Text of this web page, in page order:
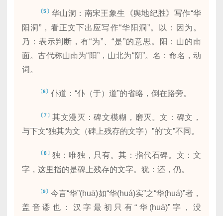
〔5〕 华山洞：南宋王象生《舆地纪胜》写作“华
阳洞”，看正文下出应写作“华阳洞”。以：因为。
乃：表示判断，有“为”、“是”的意思。阳：山的南
面。古代称山南为“阳”，山北为“阴”。名：命名，动
词。
〔6〕 仆道：“仆（于）道”的省略，倒在路旁。
〔7〕其文漫灭：碑文模糊，磨灭。文：碑文，
与下文“独其为文（碑上残存的文字）”的“文”不同。
〔8〕独：唯独，只有。其：指代石碑。文：文
字，这里指的是碑上残存的文字。犹：还，仍。
〔9〕 今言“华”(huā)如“华(huá)实”之“华(huá)”者，
盖音谬也：汉字最初只有“华(huā)”字，没